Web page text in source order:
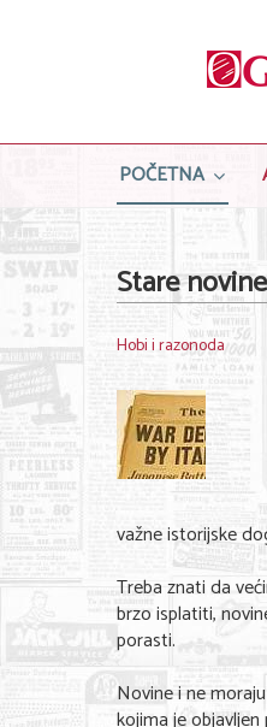
POČETNA
Stare
Hobi i razonoda
važne istorijske
Treba znati da
brzo isplatiti,
porasti.
Novine i ne
kojima je